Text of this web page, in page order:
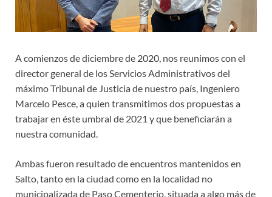
A comienzos de diciembre de 2020, nos reunimos con el
director general de los Servicios Administrativos del
máximo Tribunal de Justicia de nuestro país, Ingeniero
Marcelo Pesce, a quien transmitimos dos propuestas a
trabajar en éste umbral de 2021 y que beneficiarán a
nuestra comunidad.
Ambas fueron resultado de encuentros mantenidos en
Salto, tanto en la ciudad como en la localidad no
municipalizada de Paso Cementerio, situada a algo más de